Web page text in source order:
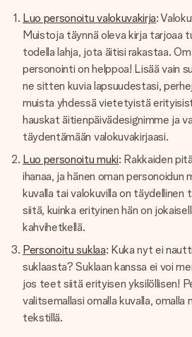
Luo personoitu valokuvakirja:
Muistoja täynnä oleva kirja tarjoaa
todella lahja, jota äitisi rakastaa.
personointi on helppoa! Lisää vain
ne sitten kuvia lapsuudestasi,
muista yhdessä vietetyistä
hauskat äitienpäivädesignimme ja
täydentämään valokuvakirjaasi.
Luo personoitu muki: Rakkaiden
ihanaa, ja hänen oman personoidun
kuvalla tai valokuvilla on
siitä, kuinka erityinen hän on
kahvihetkellä.
Personoitu suklaa: Kuka nyt ei
suklaasta? Suklaan kanssa ei voi
jos teet siitä erityisen yksilöllisen!
valitsemallasi omalla kuvalla, omalla
tekstillä.